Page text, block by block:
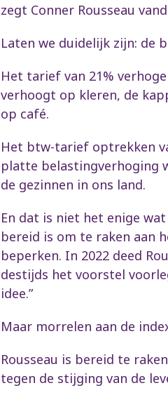
zegt Conner Rousseau
Laten we duidelijk zijn: de
Het tarief van 21%
verhoogt op kleren, de
op café.
Het btw-tarief optrekken
platte belastingverhoging
de gezinnen in ons land.
En dat is niet het enige
bereid is om te raken aan
beperken. In 2022 deed
destijds het voorstel
idee.”
Maar morrelen aan de
Rousseau is bereid te
tegen de stijging van de